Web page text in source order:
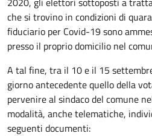
che si trovino in condizioni di
fiduciario per Covid-19 sono
presso il proprio domicilio nel
A tal fine, tra il 10 e il 15
giorno antecedente quello della
pervenire al sindaco del comune
modalità, anche telematiche,
seguenti documenti: